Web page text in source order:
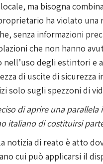
ma bisogna
ha violato
senza informazioni
che non hanno
degli estintori
di uscite di
solo sugli spezzoni di
di aprire una
italiano di costituirsi
notizia di reato è atto
cui può applicarsi il